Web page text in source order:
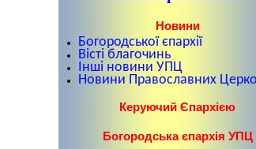
Новини
Богородської єпархії
Вісті благочинь
Інші новини УПЦ
Новини Православних
Керуючий Єпархією
Богородська єпархія УПЦ